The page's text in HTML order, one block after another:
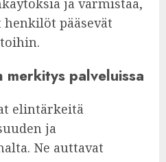
pääsevät
merkitys palveluissa
elintärkeitä
ja
Ne auttavat